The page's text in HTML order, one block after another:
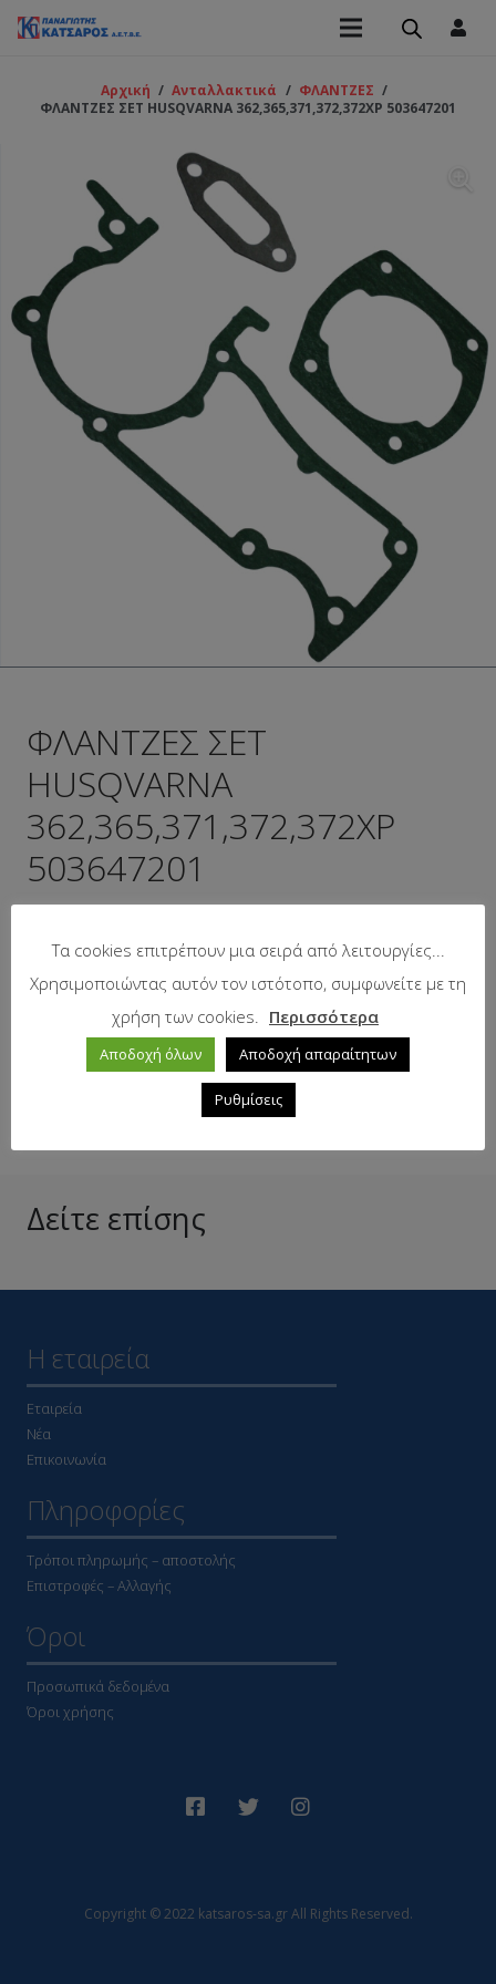
Αρχική / Ανταλλακτικά / ΦΛΑΝΤΖΕΣ /
ΦΛΑΝΤΖΕΣ ΣΕΤ HUSQVARNA 362,365,371,372,372XP 503647201
ΦΛΑΝΤΖΕΣ ΣΕΤ
HUSQVARNA
362,365,371,372,372XP
503647201
Προτεινόμενη λιανική τιμή:
Σε απόθεμα
Δείτε επίσης
Η εταιρεία
Εταιρεία
Νέα
Επικοινωνία
Πληροφορίες
Τρόποι πληρωμής – αποστολής
Επιστροφές – Αλλαγής
Όροι
Προσωπικά δεδομένα
Όροι χρήσης
Copyright © 2022 katsaros-sa.gr All Rights Reserved.
Τα cookies επιτρέπουν μια σειρά από λειτουργίες...
Χρησιμοποιώντας αυτόν τον ιστότοπο, συμφωνείτε με τη
χρήση των cookies.
Περισσότερα
Αποδοχή όλων Αποδοχή απαραίτητων
Ρυθμίσεις